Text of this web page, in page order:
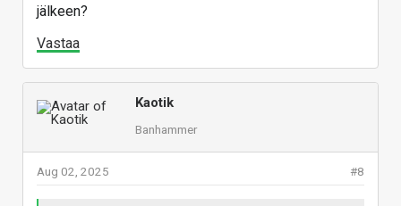
jälkeen?
Vastaa
Kaotik
Banhammer
#8
Aug 02, 2025